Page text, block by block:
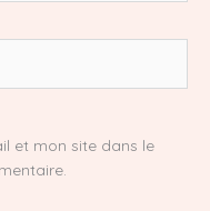
et mon site dans le